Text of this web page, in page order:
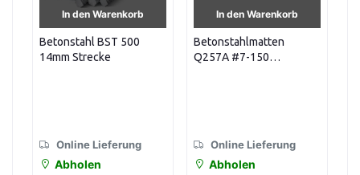
In den Warenkorb
Betonstahl BST 500
14mm Strecke
Online Lieferung
Abholen
In den Warenkorb
Betonstahlmatten
Q257A #7-150
Online Lieferung
Abholen